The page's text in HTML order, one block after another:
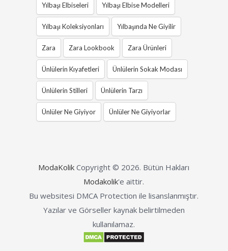
Yılbaşı Elbiseleri Yılbaşı Elbise Modelleri
Yılbaşı Koleksiyonları Yılbaşında Ne Giyilir
Zara Zara Lookbook Zara Ürünleri
Ünlülerin Kıyafetleri Ünlülerin Sokak Modası
Ünlülerin Stilleri Ünlülerin Tarzı
Ünlüler Ne Giyiyor Ünlüler Ne Giyiyorlar
ModaKolik Copyright © 2026. Bütün Hakları
Modakolik'e aittir.
Bu websitesi DMCA Protection ile lisanslanmıştır.
Yazılar ve Görseller kaynak belirtilmeden
kullanılamaz.